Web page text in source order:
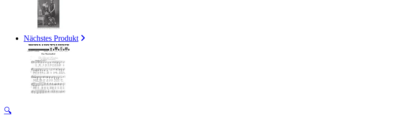
Nächstes Produkt
🔍